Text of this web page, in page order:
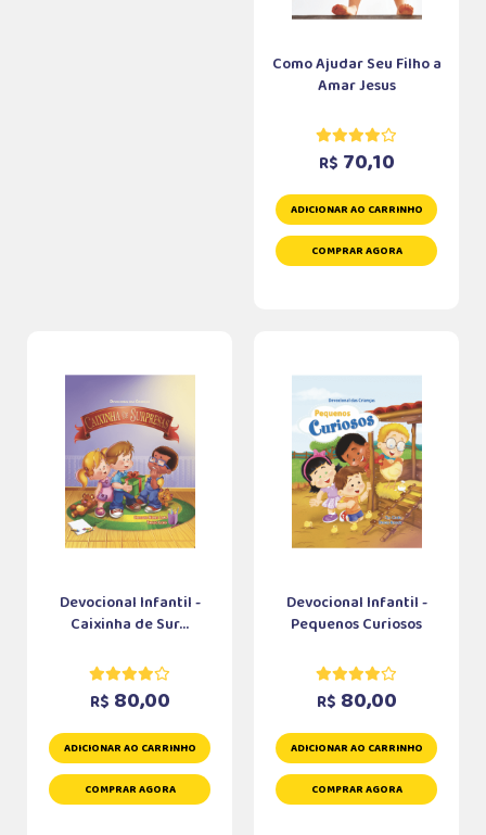
Como Ajudar Seu Filho a
Amar Jesus
R$ 70,10
ADICIONAR AO CARRINHO
COMPRAR AGORA
Devocional Infantil -
Caixinha de Sur...
R$ 80,00
ADICIONAR AO CARRINHO
COMPRAR AGORA
Devocional Infantil -
Pequenos Curiosos
R$ 80,00
ADICIONAR AO CARRINHO
COMPRAR AGORA